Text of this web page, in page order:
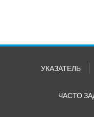
УКАЗАТЕЛЬ
ЧАСТО